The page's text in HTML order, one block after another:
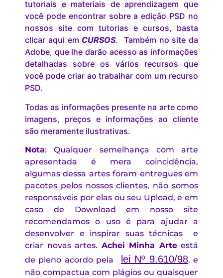
tutoriais e materiais de aprendizagem que
você pode encontrar sobre a edição PSD no
nossos site com tutorias e cursos, basta
clicar aqui em CURSOS.
Também no site da
Adobe, que lhe darão acesso as informações
detalhadas sobre os vários recursos que
você pode criar ao trabalhar com um recurso
PSD.
Todas as informações presente na arte como
imagens, preços e informações ao cliente
são meramente ilustrativas.
Nota: Qualquer semelhança com arte
apresentada é mera coincidência,
algumas dessa artes foram entregues em
pacotes pelos nossos clientes, não somos
responsáveis por elas ou seu Upload, e em
caso de Download em nosso site
recomendamos o uso é para ajudar a
desenvolver e inspirar suas técnicas e
criar novas artes. Achei Minha Arteestá
de pleno acordo pela
lei Nº 9.610/98, e
não compactua com plágios ou quaisquer